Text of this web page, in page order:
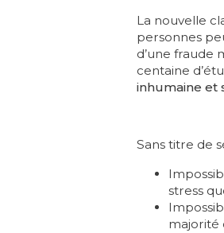
La nouvelle
personnes
d’une fraude
centaine
inhumaine et
Sans titre de
stress
majorité